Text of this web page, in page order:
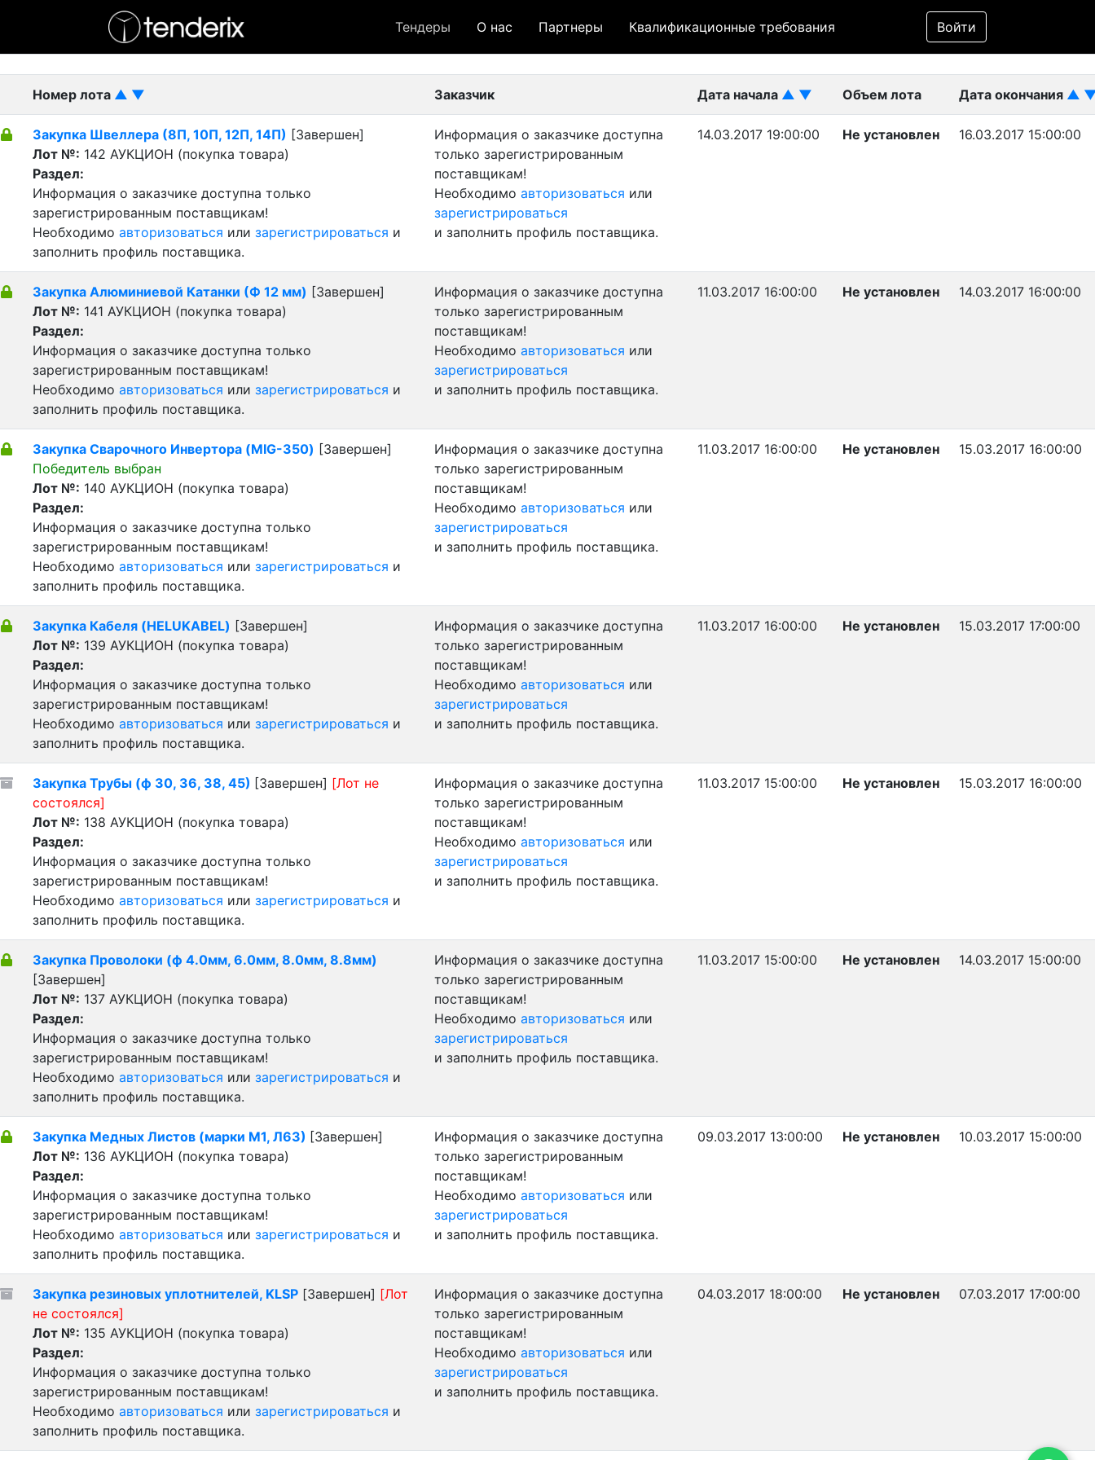
Тендеры О нас Партнеры Квалификационные требования Войти
Фильтр
- Завершенный лот
Номер лота ▲ ▼ Заказчик Дата начала ▲ ▼ Объем лота Дата окончания ▲
Закупка Швеллера (8П, 10П, 12П, 14П) [Завершен]
Лот №: 142 АУКЦИОН (покупка товара)
Раздел:
Информация о заказчике доступна только
зарегистрированным поставщикам!
Необходимо авторизоваться или зарегистрироваться и
заполнить профиль поставщика.
Информация о заказчике доступна
только зарегистрированным
поставщикам!
Необходимо авторизоваться или
зарегистрироваться
и заполнить профиль поставщика.
14.03.2017 19:00:00 Не установлен 16.03.2017 15:00:00
Закупка Алюминиевой Катанки (Ф 12 мм) [Завершен]
Лот №: 141 АУКЦИОН (покупка товара)
Раздел:
Информация о заказчике доступна только
зарегистрированным поставщикам!
Необходимо авторизоваться или зарегистрироваться и
заполнить профиль поставщика.
Информация о заказчике доступна
только зарегистрированным
поставщикам!
Необходимо авторизоваться или
зарегистрироваться
и заполнить профиль поставщика.
11.03.2017 16:00:00 Не установлен 14.03.2017 16:00:00
Закупка Сварочного Инвертора (MIG-350) [Завершен]
Победитель выбран
Лот №: 140 АУКЦИОН (покупка товара)
Раздел:
Информация о заказчике доступна только
зарегистрированным поставщикам!
Необходимо авторизоваться или зарегистрироваться и
заполнить профиль поставщика.
Информация о заказчике доступна
только зарегистрированным
поставщикам!
Необходимо авторизоваться или
зарегистрироваться
и заполнить профиль поставщика.
11.03.2017 16:00:00 Не установлен 15.03.2017 16:00:00
Закупка Кабеля (HELUKABEL) [Завершен]
Лот №: 139 АУКЦИОН (покупка товара)
Раздел:
Информация о заказчике доступна только
зарегистрированным поставщикам!
Необходимо авторизоваться или зарегистрироваться и
заполнить профиль поставщика.
Информация о заказчике доступна
только зарегистрированным
поставщикам!
Необходимо авторизоваться или
зарегистрироваться
и заполнить профиль поставщика.
11.03.2017 16:00:00 Не установлен 15.03.2017 17:00:00
Закупка Трубы (ф 30, 36, 38, 45) [Завершен] [Лот не
состоялся]
Лот №: 138 АУКЦИОН (покупка товара)
Раздел:
Информация о заказчике доступна только
зарегистрированным поставщикам!
Необходимо авторизоваться или зарегистрироваться и
заполнить профиль поставщика.
Информация о заказчике доступна
только зарегистрированным
поставщикам!
Необходимо авторизоваться или
зарегистрироваться
и заполнить профиль поставщика.
11.03.2017 15:00:00 Не установлен 15.03.2017 16:00:00
Закупка Проволоки (ф 4.0мм, 6.0мм, 8.0мм, 8.8мм)
[Завершен]
Лот №: 137 АУКЦИОН (покупка товара)
Раздел:
Информация о заказчике доступна только
зарегистрированным поставщикам!
Необходимо авторизоваться или зарегистрироваться и
заполнить профиль поставщика.
Информация о заказчике доступна
только зарегистрированным
поставщикам!
Необходимо авторизоваться или
зарегистрироваться
и заполнить профиль поставщика.
11.03.2017 15:00:00 Не установлен 14.03.2017 15:00:00
Закупка Медных Листов (марки М1, Л63) [Завершен]
Лот №: 136 АУКЦИОН (покупка товара)
Раздел:
Информация о заказчике доступна только
зарегистрированным поставщикам!
Необходимо авторизоваться или зарегистрироваться и
заполнить профиль поставщика.
Информация о заказчике доступна
только зарегистрированным
поставщикам!
Необходимо авторизоваться или
зарегистрироваться
и заполнить профиль поставщика.
09.03.2017 13:00:00 Не установлен 10.03.2017 15:00:00
Закупка резиновых уплотнителей, KLSP [Завершен] [Лот
не состоялся]
Лот №: 135 АУКЦИОН (покупка товара)
Раздел:
Информация о заказчике доступна только
зарегистрированным поставщикам!
Необходимо авторизоваться или зарегистрироваться и
заполнить профиль поставщика.
Информация о заказчике доступна
только зарегистрированным
поставщикам!
Необходимо авторизоваться или
зарегистрироваться
и заполнить профиль поставщика.
04.03.2017 18:00:00 Не установлен 07.03.2017 17:00:00